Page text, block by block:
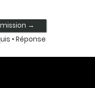
Ajouter à ma soumission →
• Réponse